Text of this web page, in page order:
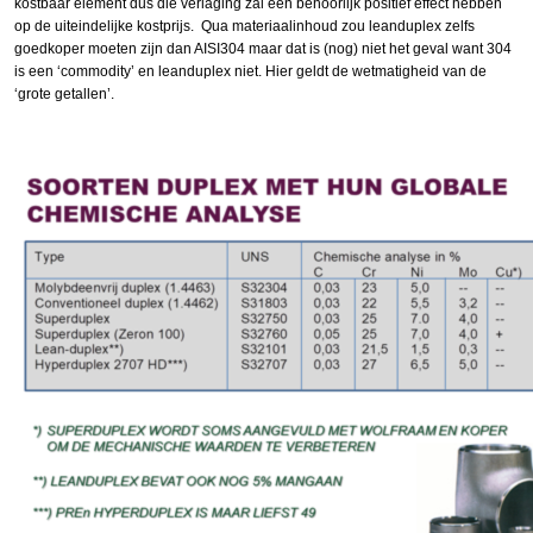
kostbaar element dus die verlaging zal een behoorlijk positief effect hebben
op de uiteindelijke kostprijs. Qua materiaalinhoud zou leanduplex zelfs
goedkoper moeten zijn dan AISI304 maar dat is (nog) niet het geval want 304
is een ‘commodity’ en leanduplex niet. Hier geldt de wetmatigheid van de
‘grote getallen’.